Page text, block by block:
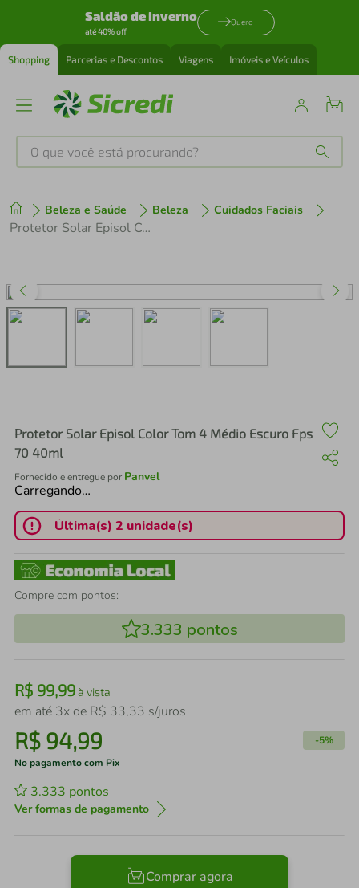
Saldão de inverno
até 40% off
Quero
Shopping Parcerias e Descontos Viagens Imóveis e Veículos
O que você está procurando?
Beleza e Saúde Beleza Cuidados Faciais
Protetor Solar Episol Color Tom 4 Médio Escuro Fps 70 40ml
Protetor Solar Episol Color Tom 4 Médio Escuro Fps
70 40ml
Fornecido e entregue por Panvel
Carregando…
Última(s) 2 unidade(s)
Compre com pontos:
3.333 pontos
R$ 99,99à vista
em até 3x de R$ 33,33 s/juros
R$ 94,99 -5%
No pagamento com Pix
3.333 pontos
Ver formas de pagamento
Comprar agora
1º tenis
perfume